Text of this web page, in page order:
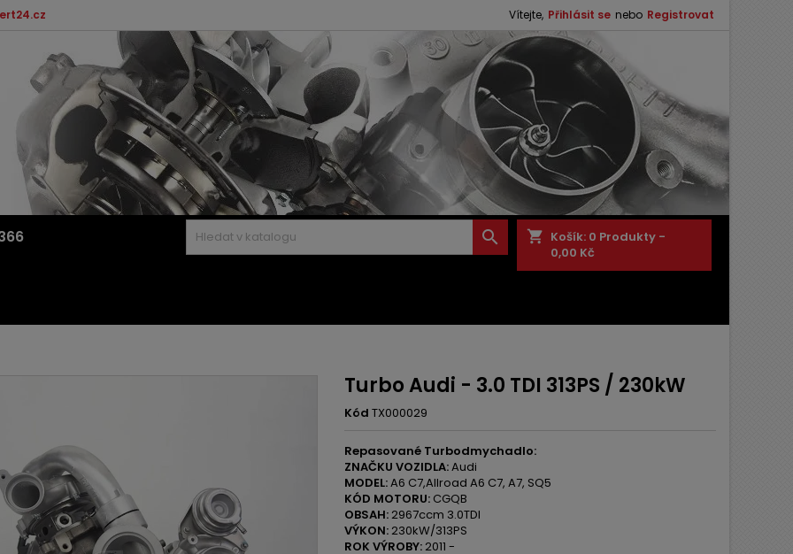
Vítejte, Přihlásit se nebo Registrovat
shopping_cart Košík: 0 Produkty -
0,00 Kč

Turbo Audi - 3.0 TDI 313PS / 230kW
Kód TX000029
Repasované Turbodmychadlo:
ZNAČKU VOZIDLA:Audi
MODEL:A6 C7,Allroad A6 C7, A7, SQ5
KÓD MOTORU: CGQB
OBSAH: 2967ccm 3.0TDI
VÝKON: 230kW/313PS
ROK VÝROBY: 2011 -